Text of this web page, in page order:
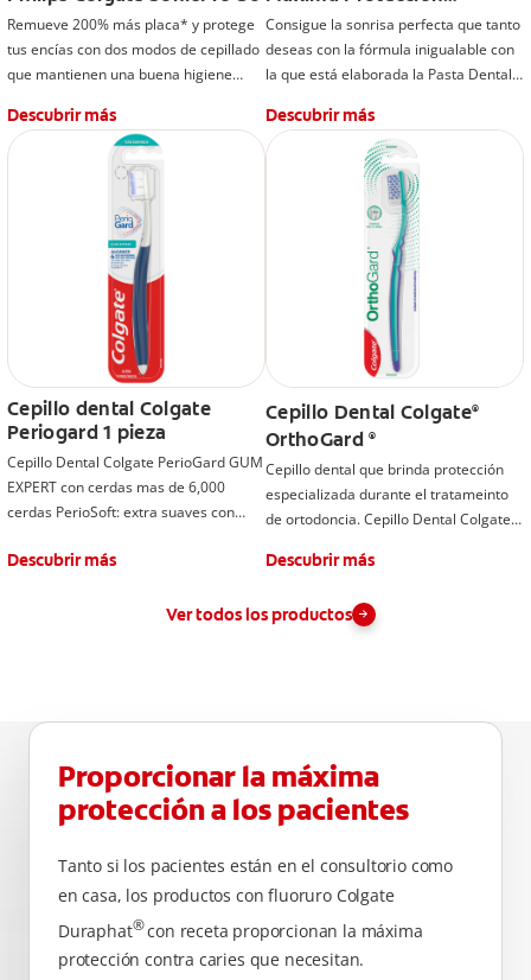
Remueve 200% más placa* y protege
tus encías con dos modos de cepillado
que mantienen una buena higiene
*vs. un cepillo de dientes manual.
Descubrir más
Anticaries
Consigue la sonrisa perfecta que tanto
deseas con la fórmula inigualable con
la que está elaborada la Pasta Dental
Colgate y disfruta de una sonrisa
reluciente, sana y libre de caries.
Descubrir más
Cepillo dental Colgate
Periogard 1 pieza
Cepillo Dental Colgate PerioGard GUM
EXPERT con cerdas mas de 6,000
cerdas PerioSoft: extra suaves con
suave y profunda.
Descubrir más
Cepillo Dental Colgate®
OrthoGard®
Cepillo dental que brinda protección
especializada durante el tratameinto
de ortodoncia. Cepillo Dental Colgate
nivel en "U" que se adaptan mejor a la
Descubrir más
Ver todos los productos
Proporcionar la máxima
protección a los pacientes
Tanto si los pacientes están en el consultorio como
en casa, los productos con fluoruro Colgate
Duraphat®con receta proporcionan la máxima
protección contra caries que necesitan.